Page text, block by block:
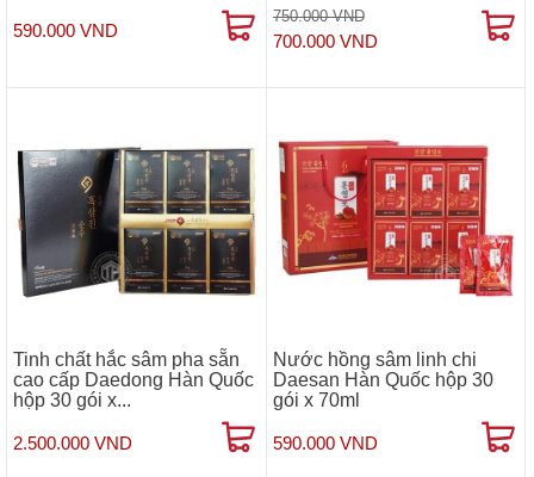
590.000 VND
750.000 VND
700.000 VND
Tinh chất hắc sâm pha sẵn
cao cấp Daedong Hàn Quốc
hộp 30 gói x...
2.500.000 VND
Nước hồng sâm linh chi
Daesan Hàn Quốc hộp 30
gói x 70ml
590.000 VND